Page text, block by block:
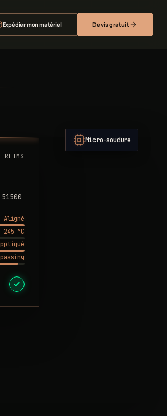
Expédier mon matériel Devis gratuit
REIMS
Aligné
°C
Micro-soudure